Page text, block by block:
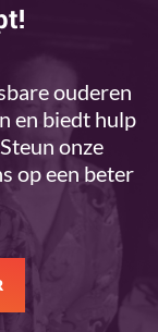
ouderen
en biedt hulp
onze
op een beter